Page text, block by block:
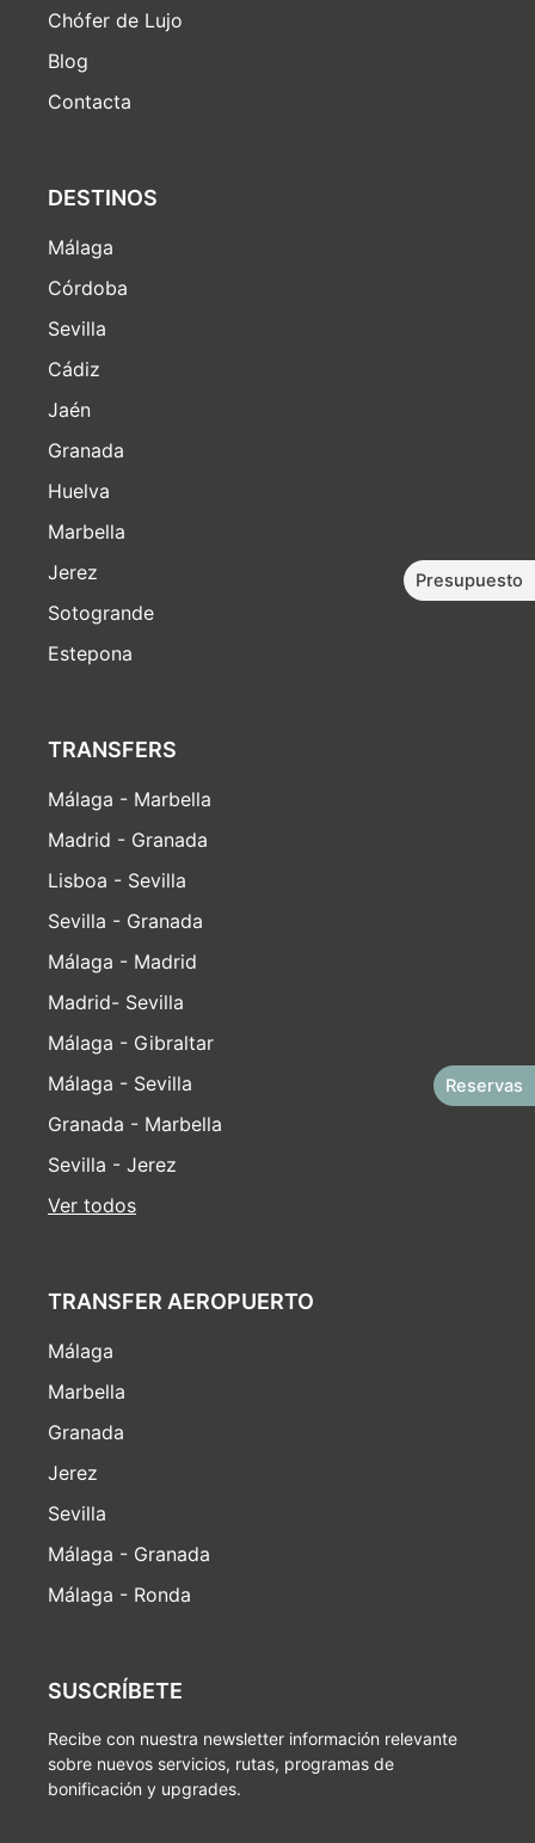
Chófer de Lujo
Blog
Contacta
DESTINOS
Málaga
Córdoba
Sevilla
Cádiz
Jaén
Granada
Huelva
Marbella
Jerez
Sotogrande
Estepona
TRANSFERS
Málaga - Marbella
Madrid - Granada
Lisboa - Sevilla
Sevilla - Granada
Málaga - Madrid
Madrid- Sevilla
Málaga - Gibraltar
Málaga - Sevilla
Granada - Marbella
Sevilla - Jerez
Ver todos
TRANSFER AEROPUERTO
Málaga
Marbella
Granada
Jerez
Sevilla
Málaga - Granada
Málaga - Ronda
SUSCRÍBETE
Recibe con nuestra newsletter información relevante
sobre nuevos servicios, rutas, programas de
bonificación y upgrades.
Reservas
Presupuesto